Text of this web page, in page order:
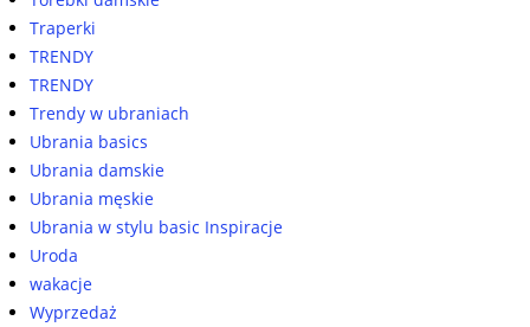
Traperki
TRENDY
TRENDY
Trendy w ubraniach
Ubrania basics
Ubrania damskie
Ubrania męskie
Ubrania w stylu basic Inspiracje
Uroda
wakacje
Wyprzedaż